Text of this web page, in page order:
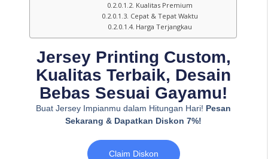
Kualitas Premium
Cepat & Tepat Waktu
Harga Terjangkau
Jersey Printing Custom,
Kualitas Terbaik, Desain
Bebas Sesuai Gayamu!
Buat Jersey Impianmu dalam Hitungan Hari! Pesan
Sekarang & Dapatkan Diskon 7%!
Claim Diskon